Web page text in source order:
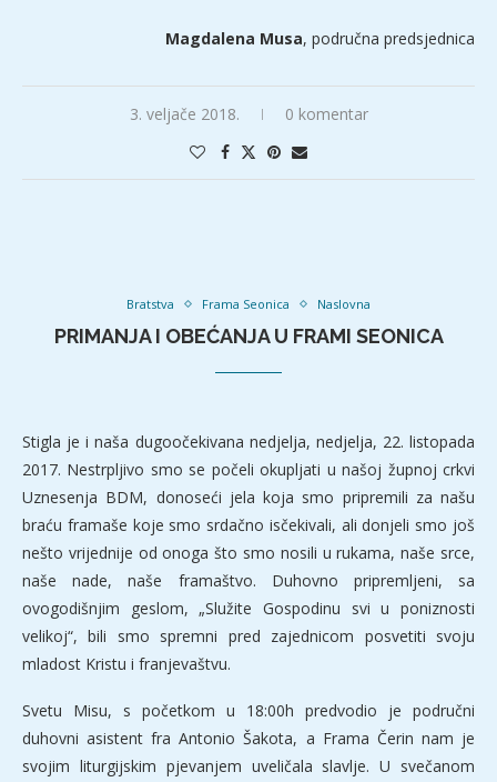
Magdalena Musa, područna predsjednica
3. veljače 2018. 0 komentar
Bratstva Frama Seonica Naslovna
PRIMANJA I OBEĆANJA U FRAMI SEONICA
Stigla je i naša dugoočekivana nedjelja, nedjelja, 22. listopada
2017. Nestrpljivo smo se počeli okupljati u našoj župnoj crkvi
Uznesenja BDM, donoseći jela koja smo pripremili za našu
braću framaše koje smo srdačno isčekivali, ali donjeli smo još
nešto vrijednije od onoga što smo nosili u rukama, naše srce,
naše nade, naše framaštvo. Duhovno pripremljeni, sa
ovogodišnjim geslom, „Služite Gospodinu svi u poniznosti
velikoj“, bili smo spremni pred zajednicom posvetiti svoju
mladost Kristu i franjevaštvu.
Svetu Misu, s početkom u 18:00h predvodio je područni
duhovni asistent fra Antonio Šakota, a Frama Čerin nam je
svojim liturgijskim pjevanjem uveličala slavlje. U svečanom